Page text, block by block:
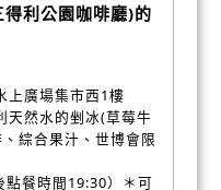
利公園咖啡廳)的
上廣場集市西1樓
天然水的剉冰(草莓牛
綜合果汁、世博會限
餐時間19:30）＊可